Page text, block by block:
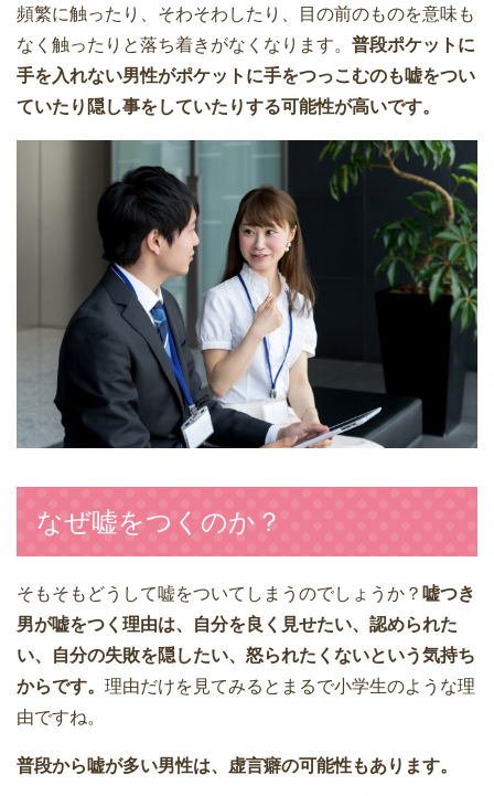
頻繁に触ったり、そわそわしたり、目の前のものを意味も
なく触ったりと落ち着きがなくなります。 普段ポケットに
手を入れない男性がポケットに手をつっこむのも嘘をつい
ていたり隠し事をしていたりする可能性が高いです。
なぜ嘘をつくのか？
そもそもどうして嘘をついてしまうのでしょうか？ 嘘つき
男が嘘をつく理由は、自分を良く見せたい、認められた
い、自分の失敗を隠したい、怒られたくないという気持ち
からです。 理由だけを見てみるとまるで小学生のような理
由ですね。
普段から嘘が多い男性は、虚言癖の可能性もあります。